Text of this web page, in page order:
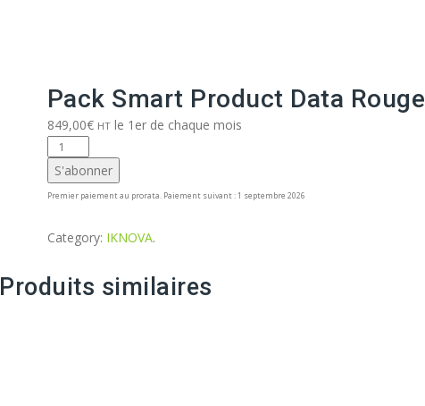
Pack Smart Product Data Rouge
849,00€ HT le 1er de chaque mois
quantité
de
Pack
Data
S'abonner
Premier paiement au prorata. Paiement suivant : 1 septembre 2026
Category: IKNOVA.
Produits similaires